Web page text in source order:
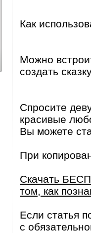
Как
Можно
создать
Спросите
красивые
Вы можете
При
Скачать
том, как
Если статья
с